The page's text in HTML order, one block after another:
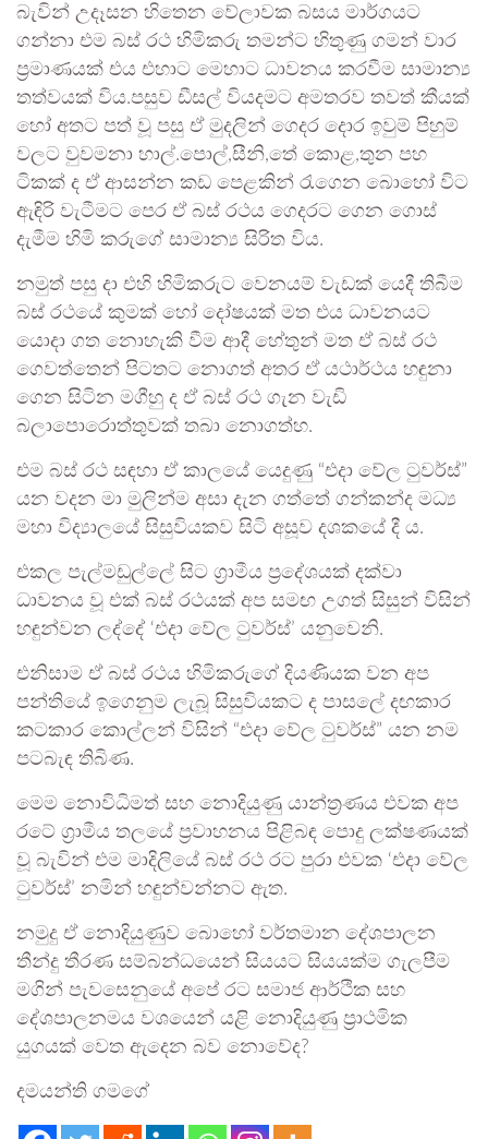
බැවින් උදෑසන හිතෙන වේලාවක බසය මාර්ගයට
ගන්නා එම බස් රථ හිමිකරු තමන්ට හිතුණු ගමන් වාර
ප්‍රමාණයක් එය එහාට මෙහාට ධාවනය කරවීම සාමාන්‍ය
තත්වයක් විය.පසුව ඩීසල් වියදමට අමතරව තවත් කීයක්
හෝ අතට පත් වූ පසු ඒ මුදලින් ගෙදර දොර ඉවුම් පිහුම්
වලට වුවමනා හාල්.පොල්,සීනි,තේ කොළ,තුන පහ
ටිකක් ද ඒ ආසන්න කඩ පෙළකින් රැගෙන බොහෝ විට
ඇඳිරි වැටීමට පෙර ඒ බස් රථය ගෙදරට ගෙන ගොස්
දැමීම හිමි කරුගේ සාමාන්‍ය සිරිත විය.
නමුත් පසු දා එහි හිමිකරුට වෙනයම් වැඩක් යෙදී තිබීම
බස් රථයේ කුමක් හෝ දෝෂයක් මත එය ධාවනයට
යොදා ගත නොහැකි වීම ආදී හේතුන් මත ඒ බස් රථ
ගෙවත්තෙන් පිටතට නොගත් අතර ඒ යථාර්ථය හඳුනා
ගෙන සිටින මගීහු ද ඒ බස් රථ ගැන වැඩි
බලාපොරොත්තුවක් තබා නොගත්හ.
එම බස් රථ සඳහා ඒ කාලයේ යෙදුණු “එදා වේල ටුවර්ස්”
යන වදන මා මුලින්ම අසා දැන ගත්තේ ගන්කන්ද මධ්‍ය
මහා විද්‍යාලයේ සිසුවියකව සිටි අසූව දශකයේ දී ය.
එකල පැල්මඩුල්ලේ සිට ග්‍රාමීය ප්‍රදේශයක් දක්වා
ධාවනය වූ එක් බස් රථයක් අප සමඟ උගත් සිසුන් විසින්
හඳුන්වන ලද්දේ ‘එදා වේල ටුවර්ස්’ යනුවෙනි.
එනිසාම ඒ බස් රථය හිමිකරුගේ දියණියක වන අප
පන්තියේ ඉගෙනුම ලැබූ සිසුවියකට ද පාසලේ දඟකාර
කටකාර කොල්ලන් විසින් “එදා වේල ටුවර්ස්” යන නම
පටබැඳ තිබිණ.
මෙම නොවිධිමත් සහ නොදියුණු යාන්ත්‍රණය එවක අප
රටේ ග්‍රාමීය තලයේ ප්‍රවාහනය පිළිබඳ පොදු ලක්ෂණයක්
වූ බැවින් එම මාදිලියේ බස් රථ රට පුරා එවක ‘එදා වේල
ටුවර්ස්’ නමින් හඳුන්වන්නට ඇත.
නමුදු ඒ නොදියුණුව බොහෝ වර්තමාන දේශපාලන
තීන්දු තීරණ සම්බන්ධයෙන් සියයට සියයක්ම ගැලපීම
මගින් පැවසෙනුයේ අපේ රට සමාජ ආර්ථික සහ
දේශපාලනමය වශයෙන් යළි නොදියුණු ප්‍රාථමික
යුගයක් වෙත ඇදෙන බව නොවේද?
දමයන්ති ගමගේ